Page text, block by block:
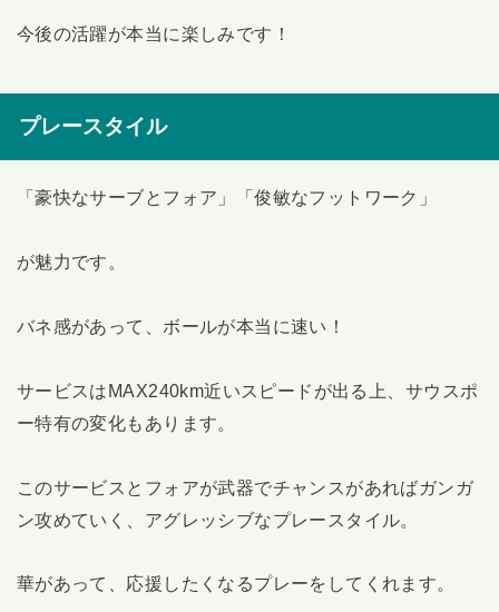
今後の活躍が本当に楽しみです！
プレースタイル
「豪快なサーブとフォア」「俊敏なフットワーク」
が魅力です。
バネ感があって、ボールが本当に速い！
サービスはMAX240km近いスピードが出る上、サウスポ
ー特有の変化もあります。
このサービスとフォアが武器でチャンスがあればガンガ
ン攻めていく、アグレッシブなプレースタイル。
華があって、応援したくなるプレーをしてくれます。